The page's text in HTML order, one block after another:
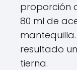
proporción
80 ml de
resultado
tierna.